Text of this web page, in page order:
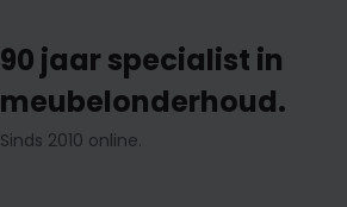
90 jaar specialist in
meubelonderhoud.
Sinds 2010 online.